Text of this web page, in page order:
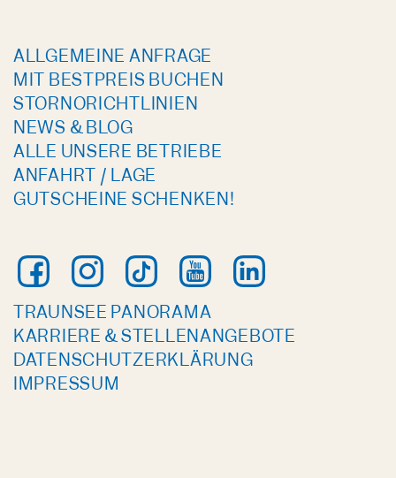
ALLGEMEINE ANFRAGE
MIT BESTPREIS BUCHEN
STORNORICHTLINIEN
NEWS & BLOG
ALLE UNSERE BETRIEBE
ANFAHRT / LAGE
GUTSCHEINE SCHENKEN!
TRAUNSEE PANORAMA
KARRIERE & STELLENANGEBOTE
DATENSCHUTZERKLÄRUNG
IMPRESSUM